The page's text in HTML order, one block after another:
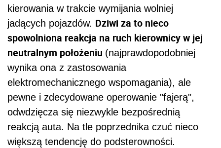
kierowania w trakcie wymijania wolniej
jadących pojazdów. Dziwi za to nieco
spowolniona reakcja na ruch kierownicy w jej
neutralnym położeniu (najprawdopodobniej
wynika ona z zastosowania
elektromechanicznego wspomagania), ale
pewne i zdecydowane operowanie "fajerą",
odwdzięcza się niezwykle bezpośrednią
reakcją auta. Na tle poprzednika czuć nieco
większą tendencję do podsterowności.